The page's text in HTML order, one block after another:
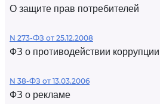
О защите прав потребителей
N 273-ФЗ от 25.12.2008
ФЗ о противодействии коррупции
N 38-ФЗ от 13.03.2006
ФЗ о рекламе